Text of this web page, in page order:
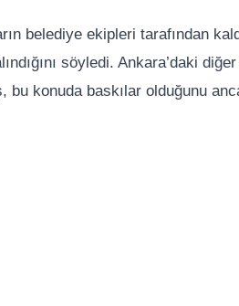
belediye ekipleri tarafından
söyledi. Ankara’daki
bu konuda baskılar olduğunu